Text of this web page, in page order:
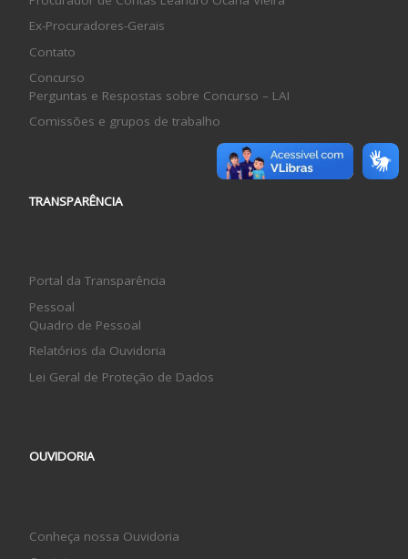
Ex-Procuradores-Gerais
Contato
Concurso
Perguntas e Respostas sobre Concurso – LAI
Comissões e grupos de trabalho
TRANSPARÊNCIA
Portal da Transparência
Pessoal
Quadro de Pessoal
Relatórios da Ouvidoria
Lei Geral de Proteção de Dados
OUVIDORIA
Conheça nossa Ouvidoria